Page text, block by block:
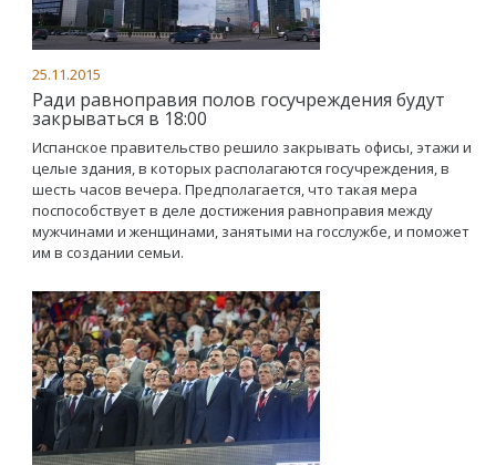
25.11.2015
Ради равноправия полов госучреждения будут
закрываться в 18:00
Испанское правительство решило закрывать офисы, этажи и
целые здания, в которых располагаются госучреждения, в
шесть часов вечера. Предполагается, что такая мера
поспособствует в деле достижения равноправия между
мужчинами и женщинами, занятыми на госслужбе, и поможет
им в создании семьи.